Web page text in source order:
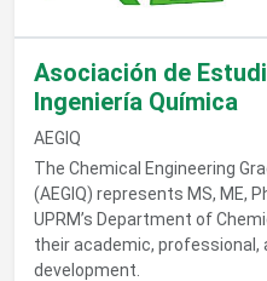
Asociación de
Ingeniería Química
AEGIQ
The Chemical Engineering
(AEGIQ) represents MS, ME,
UPRM’s Department of
their academic, professional,
development.